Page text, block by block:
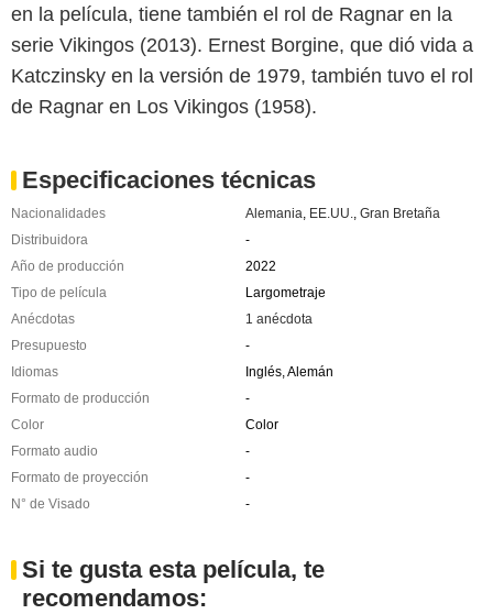
en la película, tiene también el rol de Ragnar en la
serie Vikingos (2013). Ernest Borgine, que dió vida a
Katczinsky en la versión de 1979, también tuvo el rol
de Ragnar en Los Vikingos (1958).
Especificaciones técnicas
Nacionalidades Alemania, EE.UU., Gran Bretaña
Distribuidora
-
Año de producción
2022
Tipo de película
Largometraje
Anécdotas
1 anécdota
Presupuesto
-
Idiomas
Inglés, Alemán
Formato de producción
-
Color
Color
Formato audio
-
Formato de proyección
-
N° de Visado
-
Si te gusta esta película, te
recomendamos: